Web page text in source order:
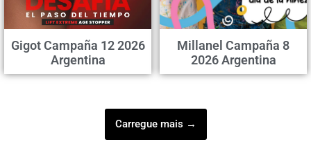
Gigot Campaña 12 2026
Argentina
Millanel Campaña 8
2026 Argentina
Carregue mais →